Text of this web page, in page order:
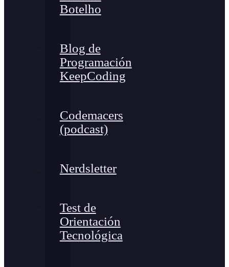
Botelho
Blog de
Programación
KeepCoding
Codemacers
(podcast)
Nerdsletter
Test de
Orientación
Tecnológica